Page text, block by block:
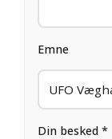
Emne
Din besked *